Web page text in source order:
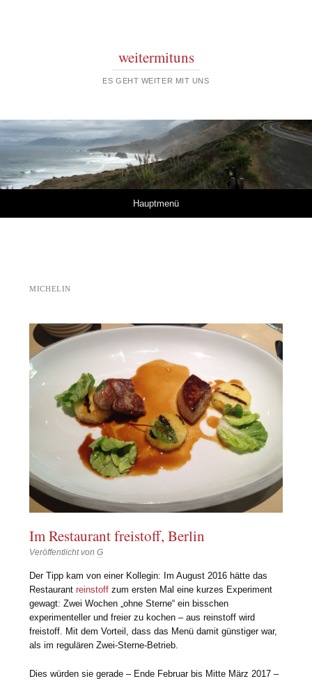
weitermituns
ES GEHT WEITER MIT UNS
Hauptmenü
MICHELIN
Im Restaurant freistoff, Berlin
Veröffentlicht vonG
Der Tipp kam von einer Kollegin: Im August 2016 hätte das
Restaurantreinstoff zum ersten Mal eine kurzes Experiment
gewagt: Zwei Wochen „ohne Sterne“ ein bisschen
experimenteller und freier zu kochen – aus reinstoff wird
freistoff. Mit dem Vorteil, dass das Menü damit günstiger war,
als im regulären Zwei-Sterne-Betrieb.
Dies würden sie gerade – Ende Februar bis Mitte März 2017 –